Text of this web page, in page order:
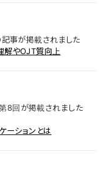
事が掲載されました
やOJT質向上
8回が掲載されました
ーションとは